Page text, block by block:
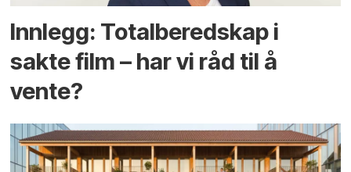
Innlegg: Totalberedskap i
sakte film – har vi råd til å
vente?